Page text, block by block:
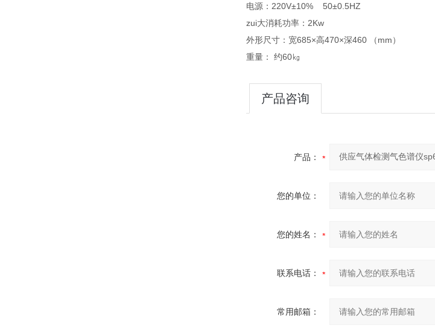
电源：220V±10% 50±0.5HZ
zui大消耗功率：2Kw
外形尺寸：宽685×高470×深460 （mm）
重量： 约60㎏
产品咨询
产品：
您的单位：
您的姓名：
联系电话：
常用邮箱：